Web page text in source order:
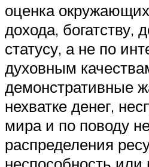
оценка
дохода, богатству,
статусу, а не по
духовным
демонстративные
нехватке денег,
мира и по поводу
распределения